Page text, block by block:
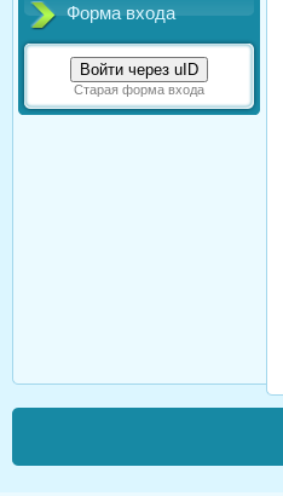
Форма входа
Войти через uID
Старая форма входа